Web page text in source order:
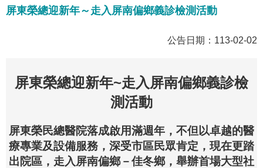
屏東榮總迎新年～走入屏南偏鄉義診檢測活動
公告日期：113-02-02
屏東榮總迎新年~走入屏南偏鄉義診檢
測活動
屏東榮民總醫院落成啟用滿週年，不但以卓越的醫
療專業及設備服務，深受市區民眾肯定，現在更踏
出院區，走入屏南偏鄉－佳冬鄉，舉辦首場大型社